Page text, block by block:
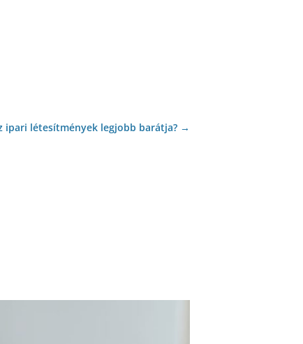
ipari létesítmények legjobb barátja? →